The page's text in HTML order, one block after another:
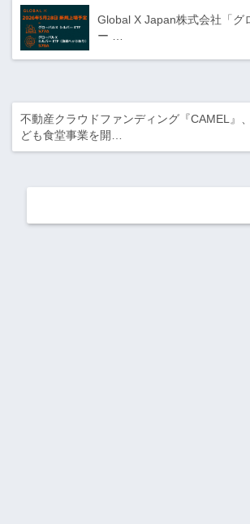
Global X Japan株式会社「グ
ー …
不動産クラウドファンディング『CAMEL』
ども食堂事業を開…